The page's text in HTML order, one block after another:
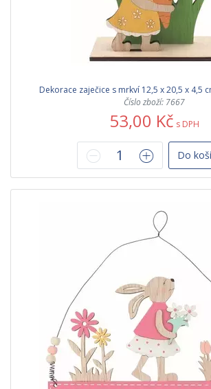
Dekorace zaječice s mrkví 12,5 x 20,5 x 4,5
Číslo zboží: 7667
53,00 Kč s DPH
Do